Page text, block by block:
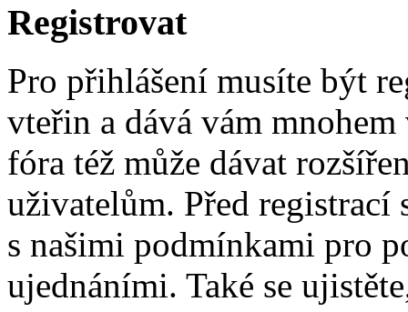
Registrovat
Pro přihlášení musíte být
vteřin a dává vám
fóra též může dávat
uživatelům. Před registrací
s našimi podmínkami pro
ujednáními. Také se